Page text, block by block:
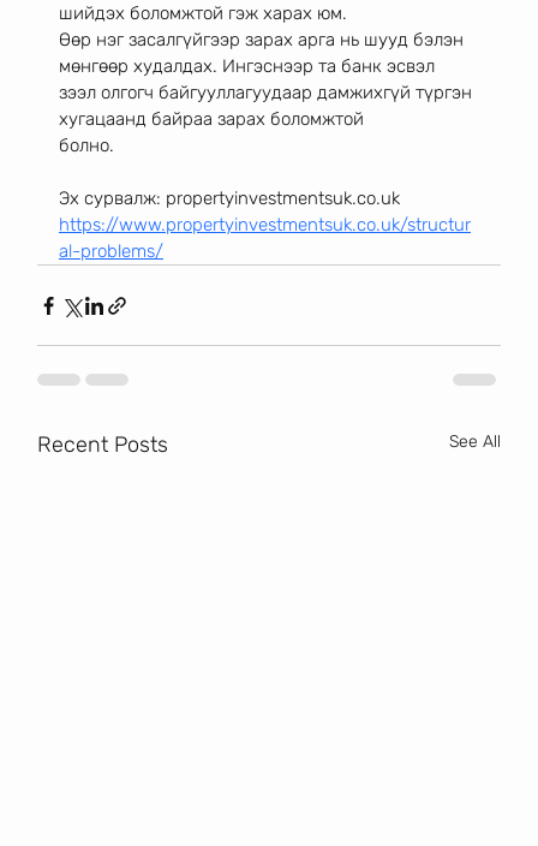
шийдэх боломжтой гэж харах юм.
Өөр нэг засалгүйгээр зарах арга нь шууд бэлэн
мөнгөөр худалдах. Ингэснээр та банк эсвэл
зээл олгогч байгууллагуудаар дамжихгүй түргэн
хугацаанд байраа зарах боломжтой
болно.
Эх сурвалж: propertyinvestmentsuk.co.uk
https://www.propertyinvestmentsuk.co.uk/structur
al-problems/
Recent Posts See All